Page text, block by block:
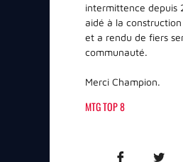
intermittence depuis
aidé à la construction
et a rendu de fiers
communauté.
Merci Champion.
MTG TOP 8